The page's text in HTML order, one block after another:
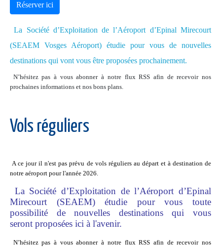
Réserver ici
La Société d’Exploitation de l’Aéroport d’Epinal Mirecourt
(SEAEM Vosges Aéroport) étudie pour vous de nouvelles
destinations qui vont vous être proposées prochainement.
N’hésitez pas à vous abonner à notre flux RSS afin de recevoir nos
prochaines informations et nos bons plans.
Vols réguliers
A ce jour il n'est pas prévu de vols réguliers au départ et à destination de
notre aéroport pour l'année 2026.
La Société d’Exploitation de l’Aéroport d’Epinal
Mirecourt (SEAEM) étudie pour vous toute
possibilité de nouvelles destinations qui vous
seront proposées ici à l'avenir.
N’hésitez pas à vous abonner à notre flux RSS afin de recevoir nos